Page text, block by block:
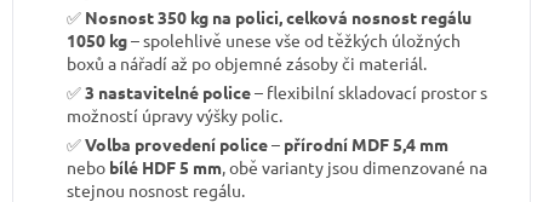
✅ Nosnost 350 kg na polici, celková nosnost regálu
1050 kg– spolehlivě unese vše od těžkých úložných
boxů a nářadí až po objemné zásoby či materiál.
✅3 nastavitelné police– flexibilní skladovací prostor s
možností úpravy výšky polic.
✅Volba provedení police– přírodní MDF 5,4 mm
nebo bílé HDF 5 mm, obě varianty jsou dimenzované na
stejnou nosnost regálu.